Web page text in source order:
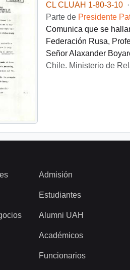
CL CLUAH 1-80-3-10
·
Parte de Presidente
Comunica que se
Federación Rusa,
Señor Alaxander
Chile. Ministerio de
Admisión
Estudiantes
Alumni UAH
Académicos
Funcionarios